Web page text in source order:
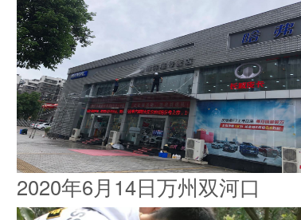
2020年6月14日万州双河口